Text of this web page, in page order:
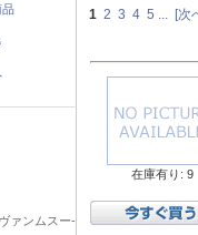
品
ァンムスー-
1 2 3 4 5 [次
在庫有り: 9